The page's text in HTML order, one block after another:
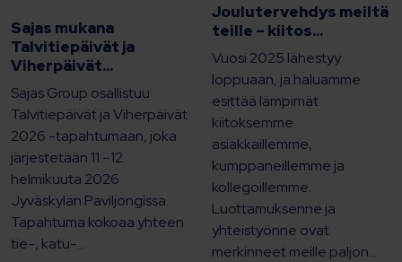
Sajas mukana
Talvitiepäivät ja
Viherpäivät...
Sajas Group osallistuu
Talvitiepäivät ja Viherpäivät
2026 -tapahtumaan, joka
järjestetään 11.–12.
helmikuuta 2026
Jyväskylän Paviljongissa.
Tapahtuma kokoaa yhteen
tie-, katu-...
Joulutervehdys meiltä
teille – kiitos...
Vuosi 2025 lähestyy
loppuaan, ja haluamme
esittää lämpimät
kiitoksemme
asiakkaillemme,
kumppaneillemme ja
kollegoillemme.
Luottamuksenne ja
yhteistyönne ovat
merkinneet meille paljon...